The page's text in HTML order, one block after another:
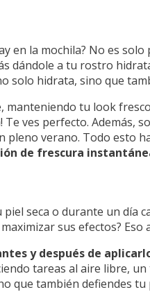
la mochila? No es
dándole a tu rostro
solo hidrata, sino que
tu look
ves perfecto. Además,
verano. Todo esto
de frescura
seca o durante un día
sus efectos?
y después de
tareas al aire libre,
que también defiendes